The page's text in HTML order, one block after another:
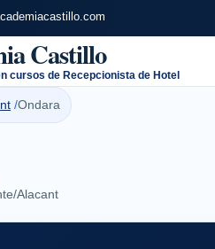
Castillo
cursos de Recepcionista de Hotel
Ondara
Alacant